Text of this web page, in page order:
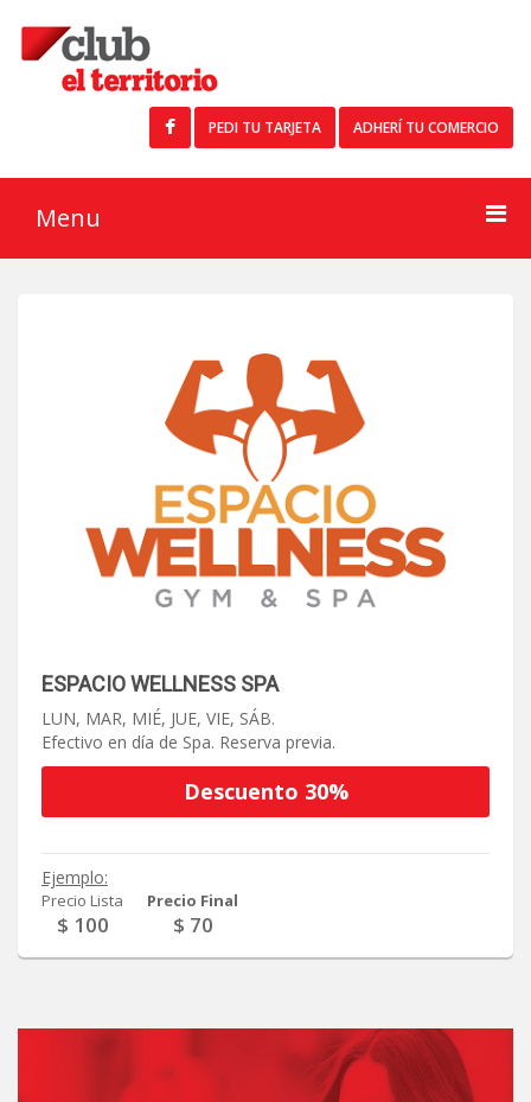
PEDI TU TARJETA ADHERÍ TU COMERCIO
Menu
Buscar
Categorias
Compras
Salud y Belleza
Eventos
ESPACIO WELLNESS SPA
LUN, MAR, MIÉ, JUE, VIE, SÁB.
Efectivo en día de Spa. Reserva previa.
Descuento 30%
Ejemplo:
Precio Lista
$ 100
Precio Final
$ 70